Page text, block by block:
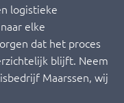
logistieke
elke
dat het proces
blijft. Neem
Maarssen, wij